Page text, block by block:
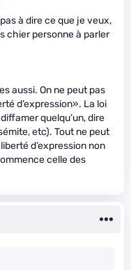
pas à dire ce que je veux,
chier personne à parler
aussi. On ne peut pas
d’expression». La loi
quelqu’un, dire
etc). Tout ne peut
d’expression non
celle des